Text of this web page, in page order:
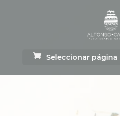
Seleccionar página